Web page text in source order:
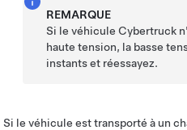
REMARQUE
Si le véhicule Cybertruck
haute tension, la basse
instants et réessayez.
Si le véhicule est transporté à un